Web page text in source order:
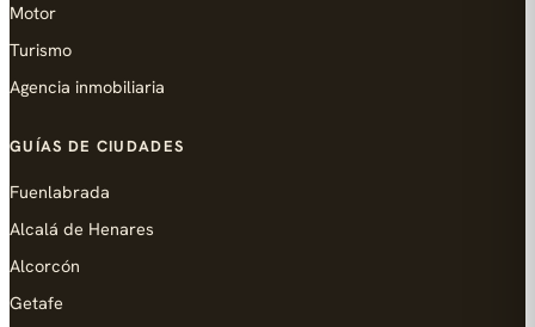
Motor
Turismo
Agencia inmobiliaria
GUÍAS DE CIUDADES
Fuenlabrada
Alcalá de Henares
Alcorcón
Getafe